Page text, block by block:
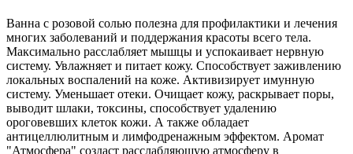
Ванна с розовой солью полезна для профилактики и лечения
многих заболеваний и поддержания красоты всего тела.
Максимально расслабляет мышцы и успокаивает нервную
систему. Увлажняет и питает кожу. Способствует заживлению
локальных воспалений на коже. Активизирует имунную
систему. Уменьшает отеки. Очищает кожу, раскрывает поры,
выводит шлаки, токсины, способствует удалению
ороговевших клеток кожи. А также обладает
антицеллюлитным и лимфодренажным эффектом. Аромат
"Атмосфера" создаст расслабляющую атмосферу в